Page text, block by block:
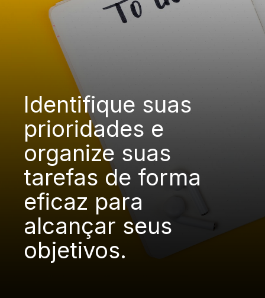
Identifique suas
prioridades e
organize suas
tarefas de forma
eficaz para
alcançar seus
objetivos.